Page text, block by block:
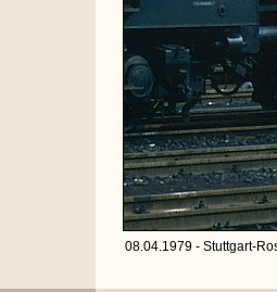
08.04.1979 - Stuttgart-